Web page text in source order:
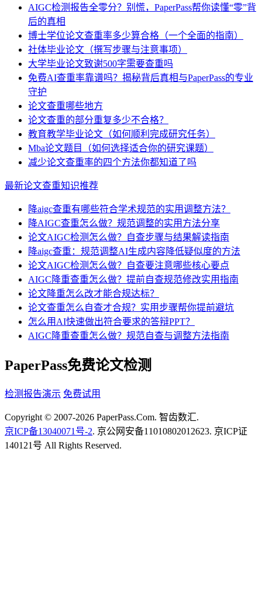
AIGC检测报告全零分？别慌，PaperPass帮你读懂“零”背
后的真相
博士学位论文查重率多少算合格（一个全面的指南）
社体毕业论文（撰写步骤与注意事项）
大学毕业论文致谢500字需要查重吗
免费AI查重率靠谱吗？揭秘背后真相与PaperPass的专业
守护
论文查重哪些地方
论文查重的部分重复多少不合格？
教育教学毕业论文（如何顺利完成研究任务）
Mba论文题目（如何选择适合你的研究课题）
减少论文查重率的四个方法你都知道了吗
最新论文查重知识推荐
降aigc查重有哪些符合学术规范的实用调整方法？
降AIGC查重怎么做？规范调整的实用方法分享
论文AIGC检测怎么做？自查步骤与结果解读指南
降aigc查重：规范调整AI生成内容降低疑似度的方法
论文AIGC检测怎么做？自查要注意哪些核心要点
AIGC降重查重怎么做？提前自查规范修改实用指南
论文降重怎么改才能合规达标？
论文查重怎么自查才合规？实用步骤帮你提前避坑
怎么用AI快速做出符合要求的答辩PPT？
AIGC降重查重怎么做？规范自查与调整方法指南
PaperPass免费论文检测
检测报告演示 免费试用
Copyright © 2007-2026 PaperPass.Com. 智齿数汇.
京ICP备13040071号-2. 京公网安备11010802012623. 京ICP证
140121号 All Rights Reserved.